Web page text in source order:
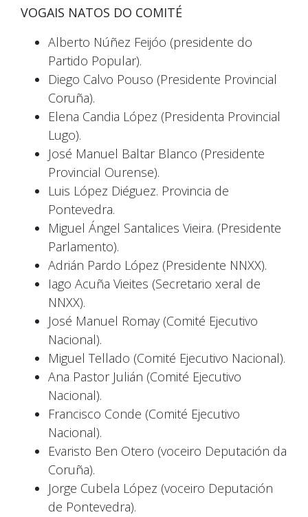
VOGAIS NATOS DO COMITÉ
Alberto Núñez Feijóo (presidente do
Partido Popular).
Diego Calvo Pouso (Presidente Provincial
Coruña).
Elena Candia López (Presidenta Provincial
Lugo).
José Manuel Baltar Blanco (Presidente
Provincial Ourense).
Luis López Diéguez. Provincia de
Pontevedra.
Miguel Ángel Santalices Vieira. (Presidente
Parlamento).
Adrián Pardo López (Presidente NNXX).
Iago Acuña Vieites (Secretario xeral de
NNXX).
José Manuel Romay (Comité Ejecutivo
Nacional).
Miguel Tellado (Comité Ejecutivo Nacional).
Ana Pastor Julián (Comité Ejecutivo
Nacional).
Francisco Conde (Comité Ejecutivo
Nacional).
Evaristo Ben Otero (voceiro Deputación da
Coruña).
Jorge Cubela López (voceiro Deputación
de Pontevedra).